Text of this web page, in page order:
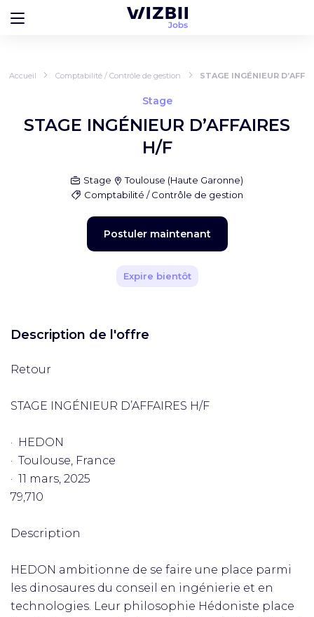
Accueil Comptabilité / Contrôle de gestion STAGE INGÉNIEUR
Stage
STAGE INGÉNIEUR D’AFFAIRES
H/F
Stage Toulouse (Haute Garonne)
Comptabilité / Contrôle de gestion
Postuler maintenant
Expire bientôt
Description de l'offre
Retour
STAGE INGÉNIEUR D’AFFAIRES H/F
· HEDON
· Toulouse, France
· 11 mars, 2025
79,710
Description
HEDON ambitionne de se faire une place parmi
les dinosaures du conseil en ingénierie et en
technologies. Leur philosophie Hédoniste place